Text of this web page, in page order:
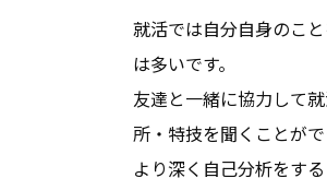
就活では自分自身のこ
は多いです。
友達と一緒に協力して
所・特技を聞くことが
より深く自己分析をす